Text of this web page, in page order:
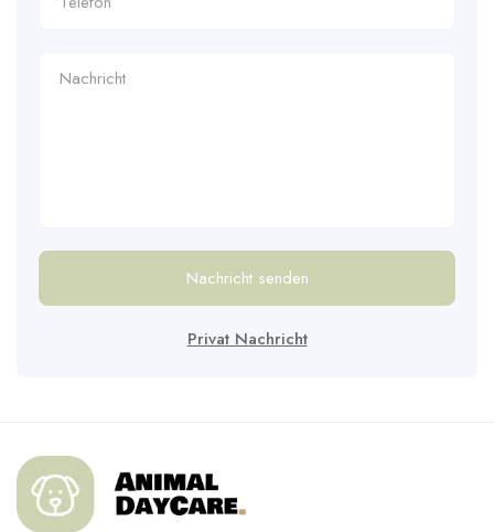
Nachricht senden
Privat Nachricht